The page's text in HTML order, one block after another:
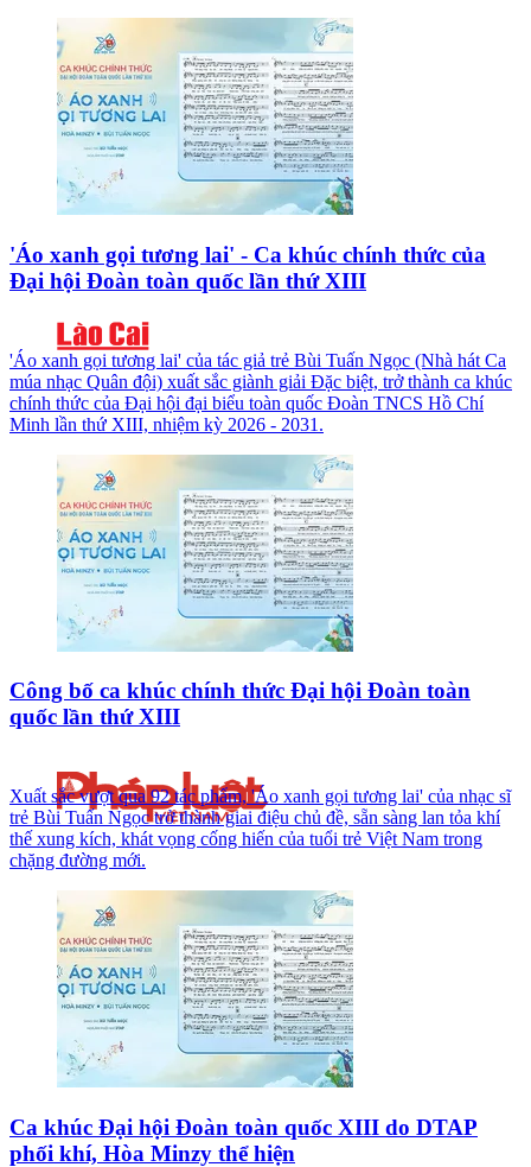
'Áo xanh gọi tương lai' - Ca khúc chính thức của
Đại hội Đoàn toàn quốc lần thứ XIII
'Áo xanh gọi tương lai' của tác giả trẻ Bùi Tuấn Ngọc (Nhà hát Ca
múa nhạc Quân đội) xuất sắc giành giải Đặc biệt, trở thành ca khúc
chính thức của Đại hội đại biểu toàn quốc Đoàn TNCS Hồ Chí
Minh lần thứ XIII, nhiệm kỳ 2026 - 2031.
Công bố ca khúc chính thức Đại hội Đoàn toàn
quốc lần thứ XIII
Xuất sắc vượt qua 92 tác phẩm, 'Áo xanh gọi tương lai' của nhạc sĩ
trẻ Bùi Tuấn Ngọc trở thành giai điệu chủ đề, sẵn sàng lan tỏa khí
thế xung kích, khát vọng cống hiến của tuổi trẻ Việt Nam trong
chặng đường mới.
Ca khúc Đại hội Đoàn toàn quốc XIII do DTAP
phối khí, Hòa Minzy thể hiện